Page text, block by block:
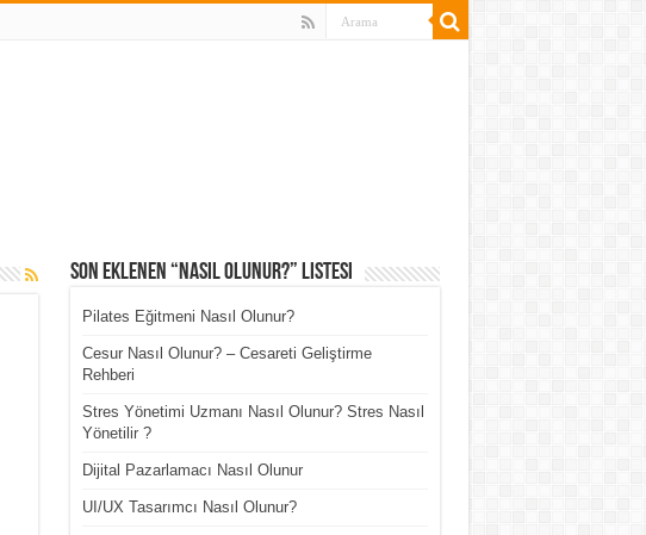
Son Eklenen “Nasıl Olunur?” Listesi
Pilates Eğitmeni Nasıl Olunur?
Cesur Nasıl Olunur? – Cesareti Geliştirme
Rehberi
Stres Yönetimi Uzmanı Nasıl Olunur? Stres Nasıl
Yönetilir ?
Dijital Pazarlamacı Nasıl Olunur
UI/UX Tasarımcı Nasıl Olunur?